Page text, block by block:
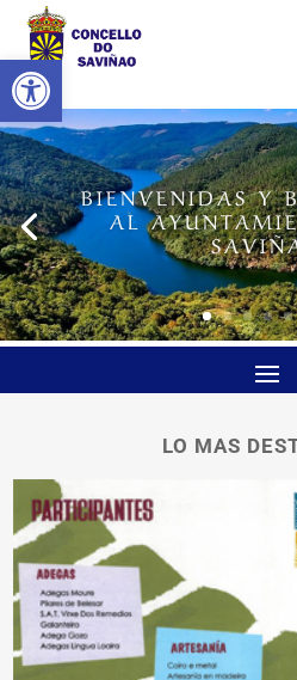
Abrir barra de herramientas
BIENVENIDAS Y
AL
LO MAS